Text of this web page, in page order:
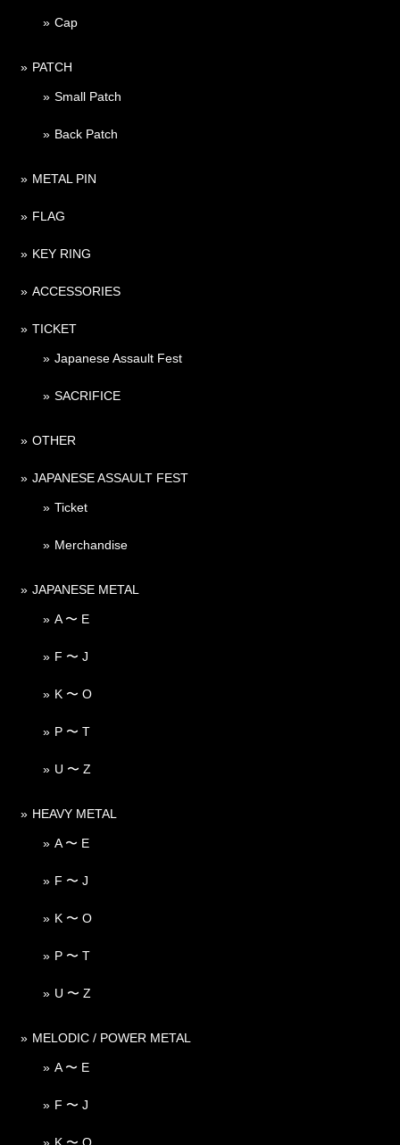
Cap
PATCH
Small Patch
Back Patch
METAL PIN
FLAG
KEY RING
ACCESSORIES
TICKET
Japanese Assault Fest
SACRIFICE
OTHER
JAPANESE ASSAULT FEST
Ticket
Merchandise
JAPANESE METAL
A 〜 E
F 〜 J
K 〜 O
P 〜 T
U 〜 Z
HEAVY METAL
A 〜 E
F 〜 J
K 〜 O
P 〜 T
U 〜 Z
MELODIC / POWER METAL
A 〜 E
F 〜 J